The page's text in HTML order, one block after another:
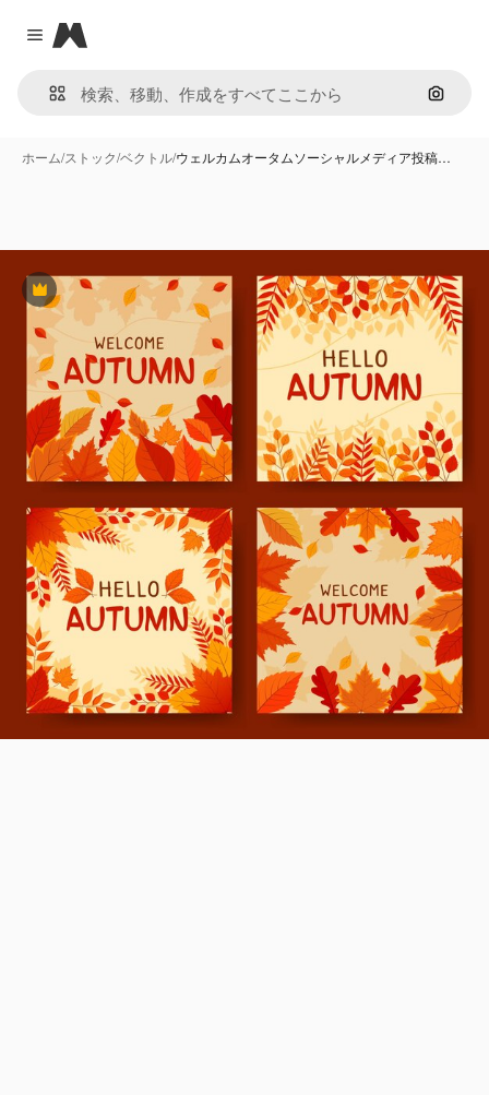
Close menu
Magnific
画像で
ホーム/ストック/ベクトル/ウェルカムオータムソーシャルメディア投稿…
Premium